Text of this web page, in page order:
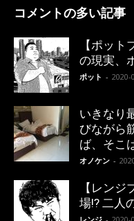
コメントの多い記事
【ポッ
の現実、
ポット - 2020-
いきなり
びながら
ば、そこ
オノケン -
【レン
場!? 二人